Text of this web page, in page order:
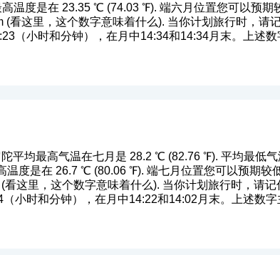
温度是在 23.35 ℃ (74.03 ℉). 端六月位置您可以预期
(看这里，这个数字意味着什么). 当你计划旅行时，请
（小时和分钟），在月中14:34和14:34月末。上述
平均最高气温在七月是 28.2 ℃ (82.76 ℉). 平均最低
温度是在 26.7 ℃ (80.06 ℉). 端七月位置您可以预期较
看这里，这个数字意味着什么). 当你计划旅行时，请记
小时和分钟），在月中14:22和14:02月末。上述数